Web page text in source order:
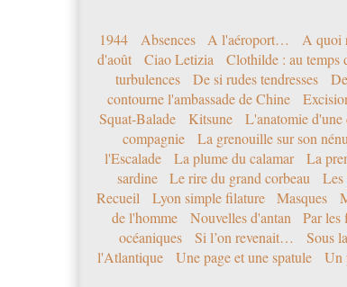
1944 Absences A l'aéroport… A quoi
d'août
Ciao Letizia Clothilde : au temps
turbulences
De si rudes tendresses
contourne l'ambassade de Chine
Squat-Balade
Kitsune L'anatomie d'une
compagnie
La grenouille sur son
l'Escalade
La plume du calamar La
sardine
Le rire du grand corbeau Les
Recueil
Lyon simple filature Masques
de l'homme
Nouvelles d'antan Par les
océaniques
Si l’on revenait… Sous
l'Atlantique
Une page et une spatule Un